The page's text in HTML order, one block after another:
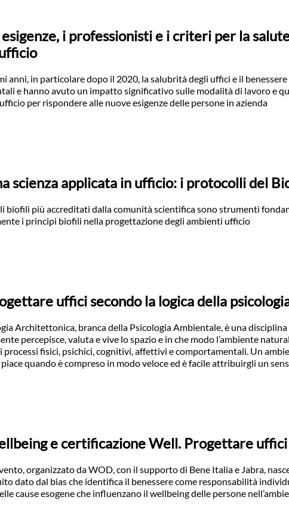
esigenze, i professionisti e i criteri per la
anni, in particolare dopo il 2020, la salubrità degli uffici e il
e hanno avuto un impatto significativo sulle modalità di lavoro e
per rispondere alle nuove esigenze delle persone in azienda
scienza applicata in ufficio: i protocolli del
biofili più accreditati dalla comunità scientifica sono strumenti
i principi biofili nella progettazione degli ambienti ufficio
uffici secondo la logica della
Architettonica, branca della Psicologia Ambientale, è una
percepisce, valuta e vive lo spazio e in che modo l’ambiente
processi fisici, psichici, cognitivi, affettivi e comportamentali. Un
quando è compreso in modo veloce ed è facile attribuirgli un
e certificazione Well. Progettare
organizzato da WOD, con il supporto di Bene Italia e Jabra,
dato dal bias che identifica il benessere come responsabilità
cause esogene che influenzano il wellbeing delle persone